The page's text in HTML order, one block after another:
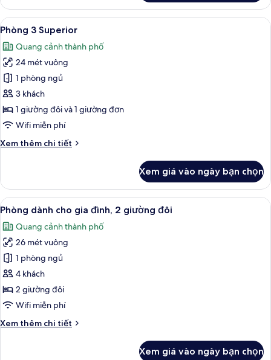
Phòng
đôi
Deluxe
Xem
tất
cả
ảnh
Phòng
3
Superior
Phòng 3 Superior | Nệm có lớp
6
Phòng 3 Superior
Quang cảnh thành phố
24 mét vuông
1 phòng ngủ
3 khách
1 giường đôi và 1 giường đơn
Wifi miễn phí
Xem thêm chi tiết
Chi
Phòng
Superior
Xem giá vào ngày bạn chọn
Xem
tất
cả
ảnh
Phòng
dành
cho
gia
2
Phòng dành cho gia đình, 2 giường
8
Phòng dành cho gia đình, 2 giường đôi
Quang cảnh thành phố
26 mét vuông
1 phòng ngủ
4 khách
2 giường đôi
Wifi miễn phí
Xem thêm chi tiết
Chi
Xem giá vào ngày bạn chọn